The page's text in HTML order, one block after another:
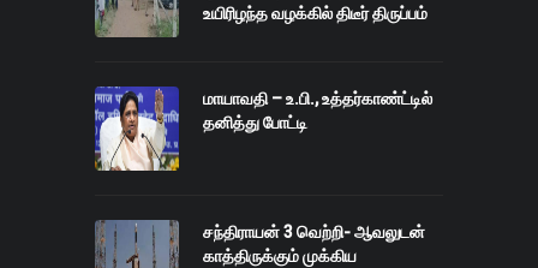
உயிரிழந்த வழக்கில் திடீர் திருப்பம்
மாயாவதி – உ.பி., உத்தர்காண்ட்டில்
தனித்து போட்டி
சந்திராயன் 3 வெற்றி- ஆவலுடன்
காத்திருக்கும் முக்கிய